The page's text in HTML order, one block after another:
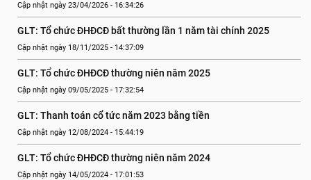
Cập nhật ngày 23/04/2026 - 16:34:26
GLT: Tổ chức ĐHĐCĐ bất thường lần 1 năm tài chính 2025
Cập nhật ngày 18/11/2025 - 14:37:09
GLT: Tổ chức ĐHĐCĐ thường niên năm 2025
Cập nhật ngày 09/05/2025 - 17:32:54
GLT: Thanh toán cổ tức năm 2023 bằng tiền
Cập nhật ngày 12/08/2024 - 15:44:19
GLT: Tổ chức ĐHĐCĐ thường niên năm 2024
Cập nhật ngày 14/05/2024 - 17:01:53